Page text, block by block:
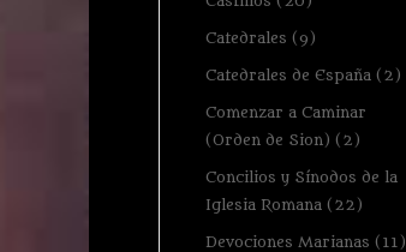
Catedrales (9)
Catedrales de España (2)
Comenzar a Caminar
(Orden de Sion) (2)
Concilios y Sínodos de la
Iglesia Romana (22)
Devociones Marianas (11)